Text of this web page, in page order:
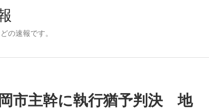
の速報です。
市主幹に執行猶予判決 地